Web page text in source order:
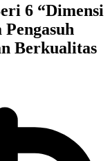
6 “Dimensi
Berkualitas